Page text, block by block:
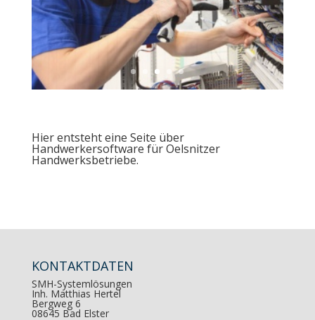
Hier entsteht eine Seite über
Handwerkersoftware für Oelsnitzer
Handwerksbetriebe.
KONTAKTDATEN
SMH-Systemlösungen
Inh. Matthias Hertel
Bergweg 6
08645 Bad Elster